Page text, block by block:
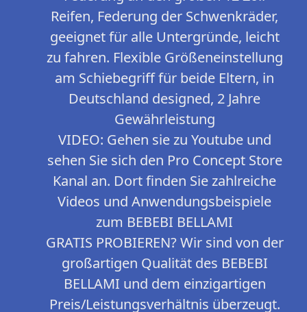
Reifen, Federung der Schwenkräder,
geeignet für alle Untergründe, leicht
zu fahren. Flexible Größeneinstellung
am Schiebegriff für beide Eltern, in
Deutschland designed, 2 Jahre
Gewährleistung
VIDEO: Gehen sie zu Youtube und
sehen Sie sich den Pro Concept Store
Kanal an. Dort finden Sie zahlreiche
Videos und Anwendungsbeispiele
zum BEBEBI BELLAMI
GRATIS PROBIEREN? Wir sind von der
großartigen Qualität des BEBEBI
BELLAMI und dem einzigartigen
Preis/Leistungsverhältnis überzeugt.